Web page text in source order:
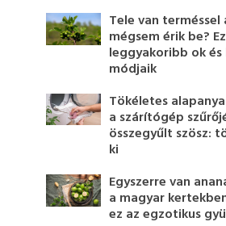
Tele van
mégsem érik be?
leggyakoribb ok és
módjaik
Tökéletes
a szárítógép
összegyűlt szösz:
ki
Egyszerre van
a magyar
ez az egzotikus